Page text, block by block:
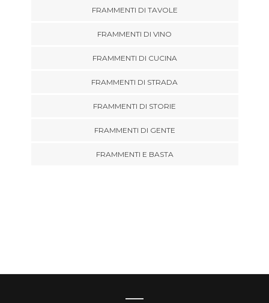
FRAMMENTI DI TAVOLE
FRAMMENTI DI VINO
FRAMMENTI DI CUCINA
FRAMMENTI DI STRADA
FRAMMENTI DI STORIE
FRAMMENTI DI GENTE
FRAMMENTI E BASTA